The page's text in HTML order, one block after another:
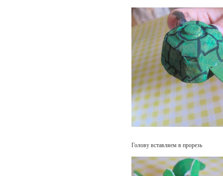
Голову вставляем в прорезь